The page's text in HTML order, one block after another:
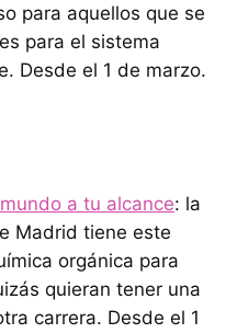
para aquellos que se
para el sistema
Desde el 1 de marzo.
a tu alcance: la
Madrid tiene este
orgánica para
quieran tener una
carrera. Desde el 1